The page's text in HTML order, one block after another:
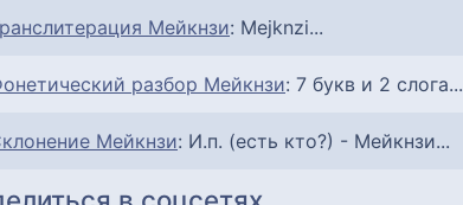
Мейкнзи: Mejknzi...
разбор Мейкнзи: 7 букв и 2 слога...
Мейкнзи: И.п. (есть кто?) - Мейкнзи...